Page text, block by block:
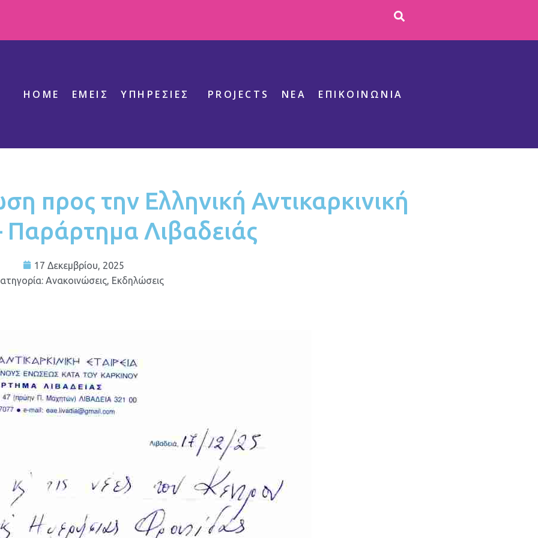
HOME ΕΜΕΊΣ ΥΠΗΡΕΣΊΕΣ PROJECTS ΝΕΑ ΕΠΙΚΟΙΝΩΝΊΑ
προς την Ελληνική Αντικαρκινική
Παράρτημα Λιβαδειάς
17 Δεκεμβρίου, 2025
Ανακοινώσεις, Εκδηλώσεις